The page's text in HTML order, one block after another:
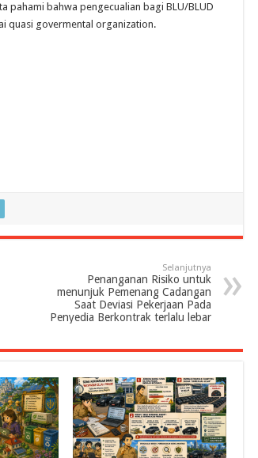
pahami bahwa pengecualian bagi BLU/BLUD
quasi govermental organization.
Selanjutnya
Penanganan Risiko untuk
menunjuk Pemenang Cadangan
Saat Deviasi Pekerjaan Pada
Penyedia Berkontrak terlalu lebar